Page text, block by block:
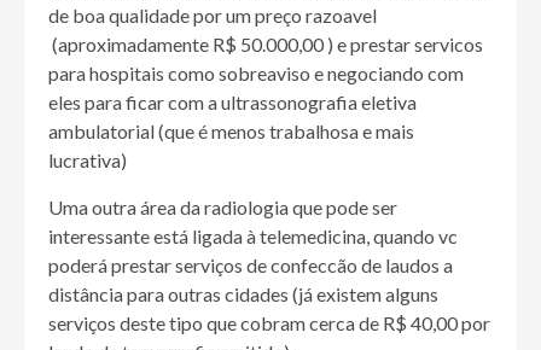
de boa qualidade por um preço razoavel
(aproximadamente R$ 50.000,00 ) e prestar servicos
para hospitais como sobreaviso e negociando com
eles para ficar com a ultrassonografia eletiva
ambulatorial (que é menos trabalhosa e mais
lucrativa)
Uma outra área da radiologia que pode ser
interessante está ligada à telemedicina, quando vc
poderá prestar serviços de confeccão de laudos a
distância para outras cidades (já existem alguns
serviços deste tipo que cobram cerca de R$ 40,00 por